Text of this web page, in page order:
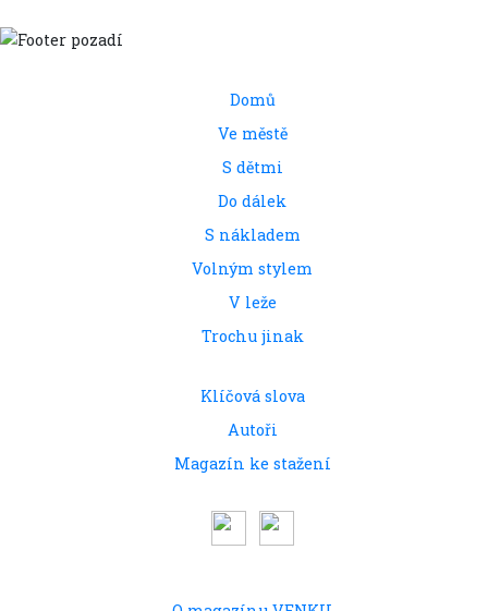
Domů
Ve městě
S dětmi
Do dálek
S nákladem
Volným stylem
V leže
Trochu jinak
Klíčová slova
Autoři
Magazín ke stažení